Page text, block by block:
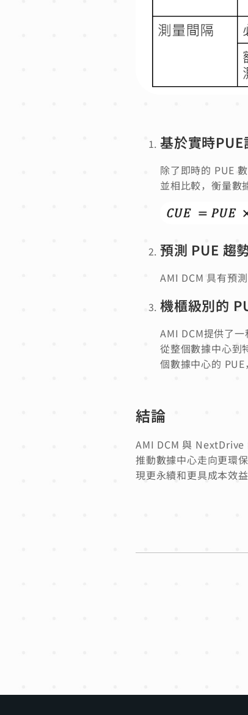
基於實時
除了即時的 PUE
並相比較，衡量數
預測 PUE 趨
AMI DCM 具有預
機櫃級別的
AMI DCM提供了
從整個數據中心到
個數據中心的
結論
AMI DCM 與 NextDrive
推動數據中心走向更環
現更永續和更具成本效